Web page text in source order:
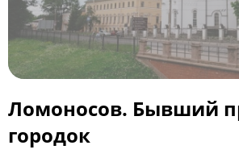
Ломоносов. Бывший
городок